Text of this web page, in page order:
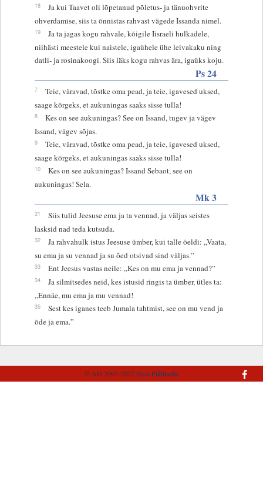
18
Ja kui Taavet oli lõpetanud põletus- ja tänuohvrite
ohverdamise, siis ta õnnistas rahvast vägede Issanda nimel.
19
Ja ta jagas kogu rahvale, kõigile Iisraeli hulkadele,
niihästi meestele kui naistele, igaühele ühe leivakaku ning
datli- ja rosinakoogi. Siis läks kogu rahvas ära, igaüks koju.
Ps 24
7
Teie, väravad, tõstke oma pead, ja teie, igavesed uksed,
saage kõrgeks, et aukuningas saaks sisse tulla!
8
Kes on see aukuningas? See on Issand, tugev ja vägev
Issand, vägev sõjas.
9
Teie, väravad, tõstke oma pead, ja teie, igavesed uksed,
saage kõrgeks, et aukuningas saaks sisse tulla!
10
Kes on see aukuningas? Issand Sebaot, see on
aukuningas! Sela.
Mk 3
31
Siis tulid Jeesuse ema ja ta vennad, ja väljas seistes
lasksid nad teda kutsuda.
32
Ja rahvahulk istus Jeesuse ümber, kui talle öeldi: „Vaata,
su ema ja su vennad ja su õed otsivad sind väljas.”
33 Ent Jeesus vastas neile: „Kes on mu ema ja vennad?”
34
Ja silmitsedes neid, kes istusid ringis ta ümber, ütles ta:
„Ennäe, mu ema ja mu vennad!
35
Sest kes iganes teeb Jumala tahtmist, see on mu vend ja
õde ja ema.”
© AD 2005-2022Eesti Piibliselts